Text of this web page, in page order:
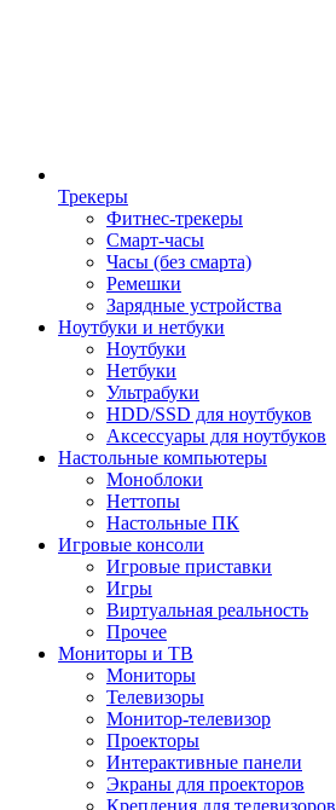
Трекеры
Фитнес-трекеры
Смарт-часы
Часы (без смарта)
Ремешки
Зарядные устройства
Ноутбуки и нетбуки
Ноутбуки
Нетбуки
Ультрабуки
HDD/SSD для ноутбуков
Аксессуары для ноутбуков
Настольные компьютеры
Моноблоки
Неттопы
Настольные ПК
Игровые консоли
Игровые приставки
Игры
Виртуальная реальность
Прочее
Мониторы и ТВ
Мониторы
Телевизоры
Монитор-телевизор
Проекторы
Интерактивные панели
Экраны для проекторов
Крепления для телевизоров